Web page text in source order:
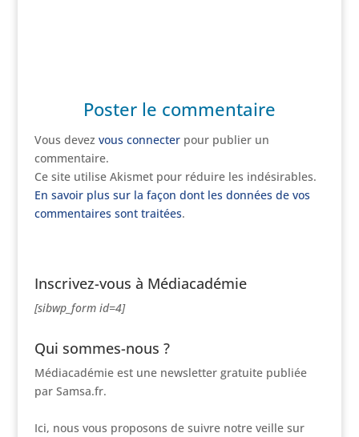
Poster le commentaire
Vous devez vous connecterpour publier un
commentaire.
Ce site utilise Akismet pour réduire les indésirables.
En savoir plus sur la façon dont les données de vos
commentaires sont traitées.
Inscrivez-vous à Médiacadémie
[sibwp_form id=4]
Qui sommes-nous ?
Médiacadémie est une newsletter gratuite publiée
par Samsa.fr.
Ici, nous vous proposons de suivre notre veille sur